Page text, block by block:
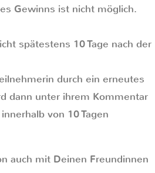
Gewinns ist nicht möglich.
spätestens 10 Tage nach der
durch ein erneutes
dann unter ihrem Kommentar
von 10 Tagen
auch mit Deinen Freundinnen